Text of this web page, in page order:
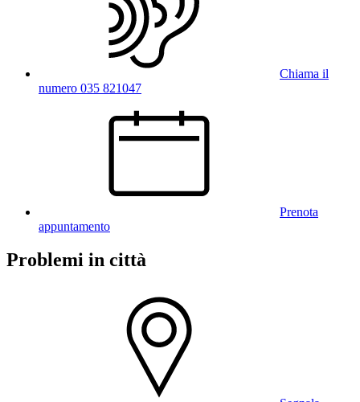
Chiama il
numero 035 821047
Prenota
appuntamento
Problemi in città